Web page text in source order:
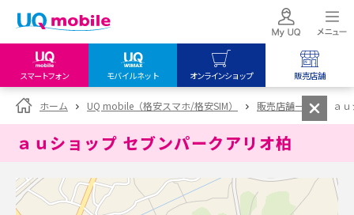
スマートフォン モバイルネット オンラインショップ 販売店舗
my UQ WiMAX
UQ WiMAX ご契約の方
My UQ mobile
UQ mobile
UQ mobile
オンラインショップ
UQ WiMAX
UQ mobile
販売店舗
UQ WiMAX
ホーム UQ mobile（格安スマホ/格安SIM） 販売店舗一覧 ａ
ａｕショップ セブンパークアリオ柏